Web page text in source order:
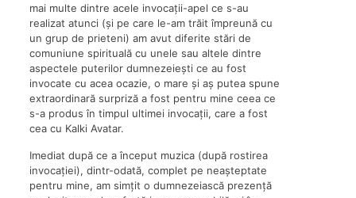
mai multe dintre acele invocații-apel ce s-au
realizat atunci (și pe care le-am trăit împreună cu
un grup de prieteni) am avut diferite stări de
comuniune spirituală cu unele sau altele dintre
aspectele puterilor dumnezeiești ce au fost
invocate cu acea ocazie, o mare și aș putea spune
extraordinară surpriză a fost pentru mine ceea ce
s-a produs în timpul ultimei invocații, care a fost
cea cu Kalki Avatar.
Imediat după ce a început muzica (după rostirea
invocației), dintr-odată, complet pe neașteptate
pentru mine, am simțit o dumnezeiască prezență